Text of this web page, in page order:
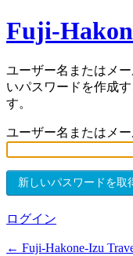
Fuji-
ユーザー名またはメ
いパスワードを作成
す。
ユーザー名またはメ
ログイン
← Fuji-Hakone-Izu